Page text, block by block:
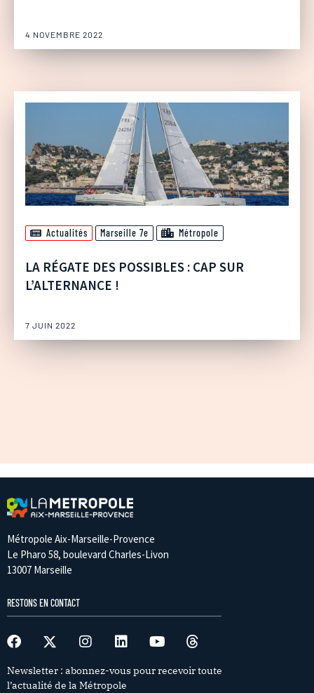
4 NOVEMBRE 2022
Actualités Marseille 7e Métropole
LA RÉGATE DES POSSIBLES : CAP SUR
L’ALTERNANCE !
7 JUIN 2022
Métropole Aix-Marseille-Provence
Le Pharo 58, boulevard Charles-Livon
13007 Marseille
RESTONS EN CONTACT
Newsletter : abonnez-vous pour recevoir toute
l’actualité de la Métropole